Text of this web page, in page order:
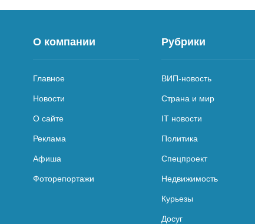
О компании
Главное
Новости
О сайте
Реклама
Афиша
Фоторепортажи
Рубрики
ВИП-новость
Страна и мир
IT новости
Политика
Спецпроект
Недвижимость
Курьезы
Досуг